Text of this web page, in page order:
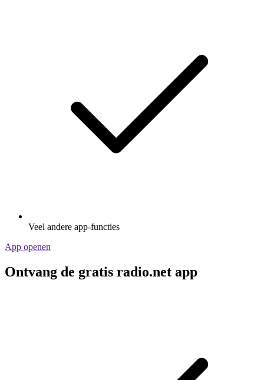
Veel andere app-functies
App openen
Ontvang de gratis radio.net app